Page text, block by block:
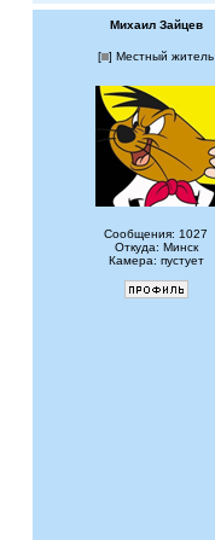
Михаил Зайцев
[ ] Местный житель
Сообщения: 1027
Откуда: Минск
Камера: пустует